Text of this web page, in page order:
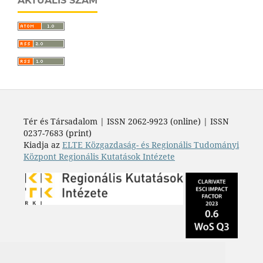
Tér és Társadalom | ISSN 2062-9923 (online) | ISSN
0237-7683 (print)
Kiadja az ELTE Közgazdaság- és Regionális Tudományi
Központ Regionális Kutatások Intézete